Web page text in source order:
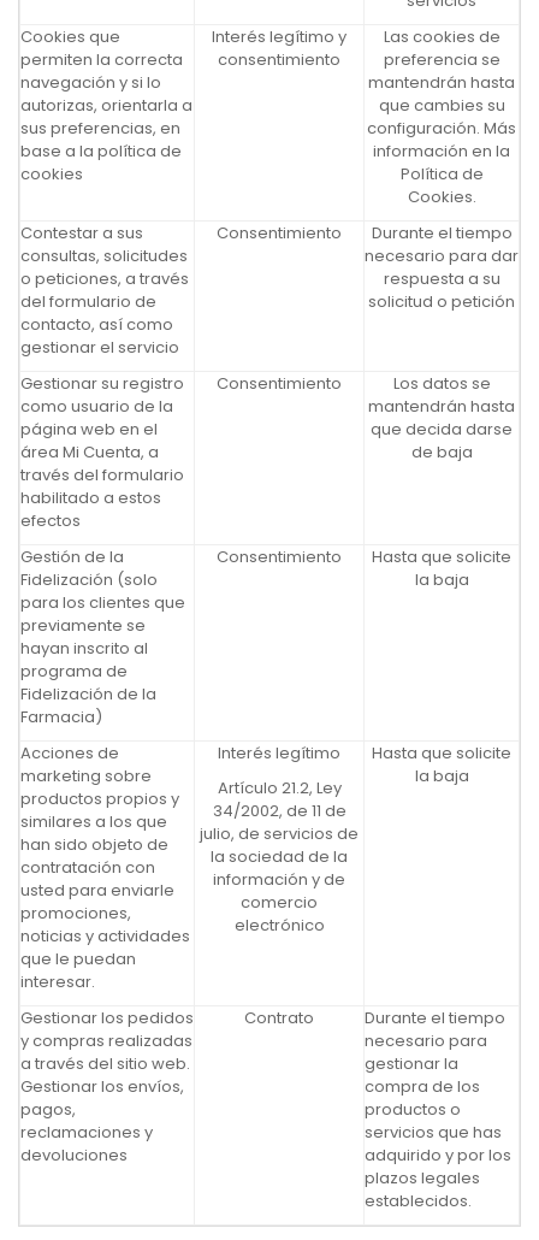
Cookies que
permiten la correcta
navegación y si lo
autorizas, orientarla a
sus preferencias, en
base a la política de
cookies
Interés legítimo y
consentimiento
Las cookies de
preferencia se
mantendrán hasta
que cambies su
configuración. Más
información en la
Política de
Cookies.
Contestar a sus
consultas, solicitudes
o peticiones, a través
del formulario de
contacto, así como
gestionar el servicio
Consentimiento
Durante el tiempo
necesario para dar
respuesta a su
solicitud o petición
Gestionar su registro
como usuario de la
página web en el
área Mi Cuenta, a
través del formulario
habilitado a estos
efectos
Consentimiento
Los datos se
mantendrán hasta
que decida darse
de baja
Gestión de la
Fidelización (solo
para los clientes que
previamente se
hayan inscrito al
programa de
Fidelización de la
Farmacia)
Consentimiento
Hasta que solicite
la baja
Acciones de
marketing sobre
productos propios y
similares a los que
han sido objeto de
contratación con
usted para enviarle
promociones,
noticias y actividades
que le puedan
interesar.
Interés legítimo
Artículo 21.2, Ley
34/2002, de 11 de
julio, de servicios de
la sociedad de la
información y de
comercio
electrónico
Hasta que solicite
la baja
Gestionar los pedidos
y compras realizadas
a través del sitio web.
Gestionar los envíos,
pagos,
reclamaciones y
devoluciones
Contrato
Durante el tiempo
necesario para
gestionar la
compra de los
productos o
servicios que has
adquirido y por los
plazos legales
establecidos.